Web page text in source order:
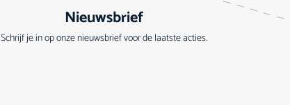
Nieuwsbrief
Schrijf je in op onze nieuwsbrief voor de laatste acties.